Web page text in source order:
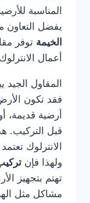
المناسبة
يفضل التعاون
الخيمة توفر
أعمال
المقاول الجيد
فقد تكون
أرضية قديمة،
قبل التركيب.
الانترلوك
ولهذا فإن
تهتم بتجهيز
مشاكل مثل